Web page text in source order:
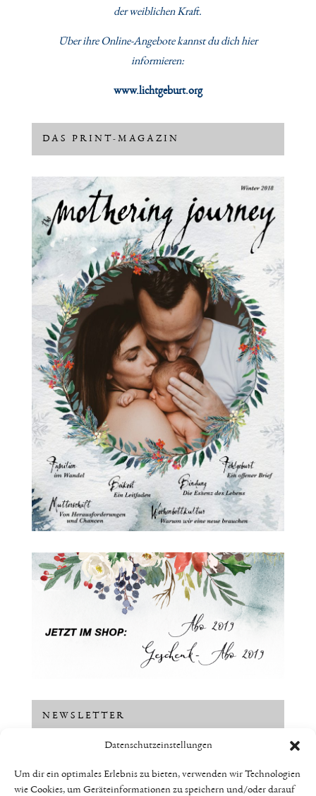
Datenschutzeinstellungen
Um dir ein optimales Erlebnis zu bieten, verwenden wir Technologien
wie Cookies, um Geräteinformationen zu speichern und/oder darauf
der weiblichen Kraft.
Über ihre Online-Angebote kannst du dich hier
informieren:
www.lichtgeburt.org
DAS PRINT-MAGAZIN
NEWSLETTER